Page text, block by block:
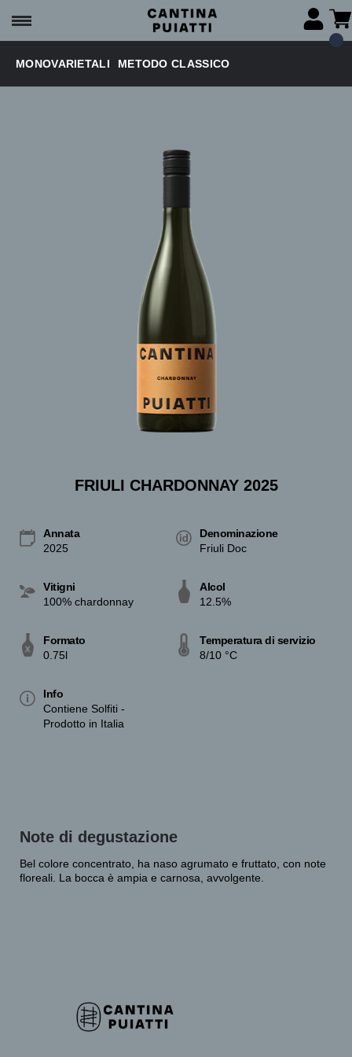
MONOVARIETALI METODO CLASSICO
FRIULI CHARDONNAY 2025
Annata
2025
Denominazione
Friuli Doc
Vitigni
100% chardonnay
Alcol
12.5%
Formato
0.75l
Temperatura di servizio
8/10 °C
Info
Contiene Solfiti -
Prodotto in Italia
Note di degustazione
Bel colore concentrato, ha naso agrumato e fruttato, con note
floreali. La bocca è ampia e carnosa, avvolgente.